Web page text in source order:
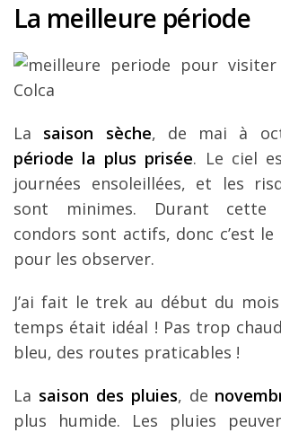
La meilleure période
La saison sèche, de mai à
période la plus prisée. Le ciel
journées ensoleillées, et les
sont minimes. Durant cette
condors sont actifs, donc c’est
pour les observer.
J’ai fait le trek au début du
temps était idéal ! Pas trop
bleu, des routes praticables !
La saison des pluies, de
plus humide. Les pluies